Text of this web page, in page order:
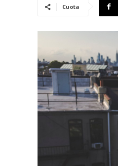
Cuota